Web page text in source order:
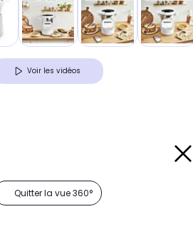
Voir les vidéos
Quitter la vue 360°